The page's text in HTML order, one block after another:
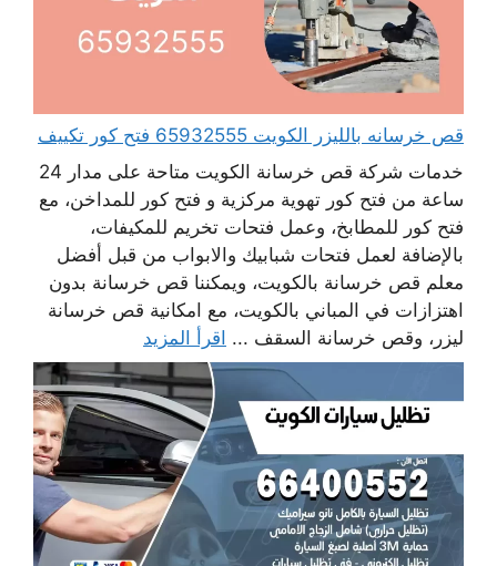
قص خرسانه بالليزر الكويت 65932555 فتح كور تكييف
خدمات شركة قص خرسانة الكويت متاحة على مدار 24
ساعة من فتح كور تهوية مركزية و فتح كور للمداخن، مع
فتح كور للمطابخ، وعمل فتحات تخريم للمكيفات،
بالإضافة لعمل فتحات شبابيك والابواب من قبل أفضل
معلم قص خرسانة بالكويت، ويمكننا قص خرسانة بدون
اهتزازات في المباني بالكويت، مع امكانية قص خرسانة
ليزر، وقص خرسانة السقف ... اقرأ المزيد